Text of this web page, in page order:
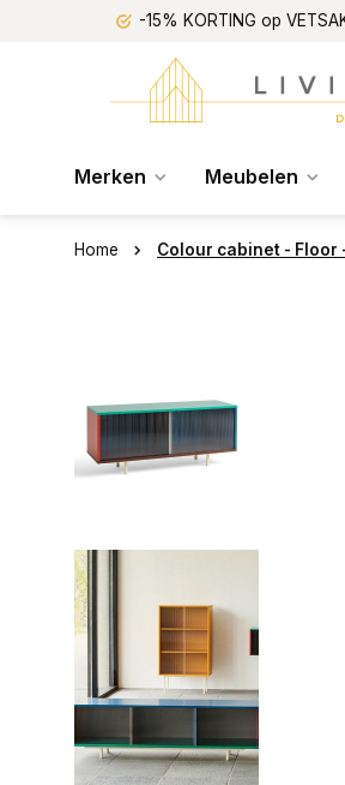
-15% KORTING op
Merken Meubelen
Home Colour cabinet - Floor